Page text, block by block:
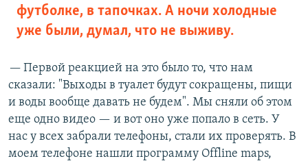
футболке, в тапочках. А ночи холодные
уже были, думал, что не выживу.
— Первой реакцией на это было то, что нам
сказали: "Выходы в туалет будут сокращены, пищи
и воды вообще давать не будем". Мы сняли об этом
еще одно видео — и вот оно уже попало в сеть. У
нас у всех забрали телефоны, стали их проверять. В
моем телефоне нашли программу Offline maps,